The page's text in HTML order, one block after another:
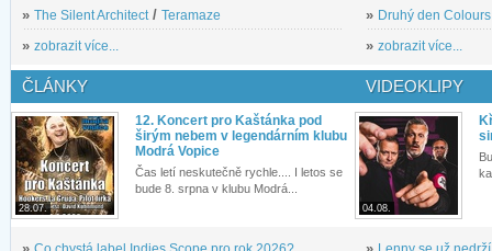
» The Silent Architect / Teramaze
» zobrazit více...
» Druhý den
» zobrazit více...
ČLÁNKY
28.07.
12. Koncert pro Kaštánka pod
širým nebem v legendárním klubu
Modrá Vopice
Čas letí neskutečně rychle.... I letos se
bude 8. srpna v klubu Modrá...
VIDEOKLIPY
04.08.